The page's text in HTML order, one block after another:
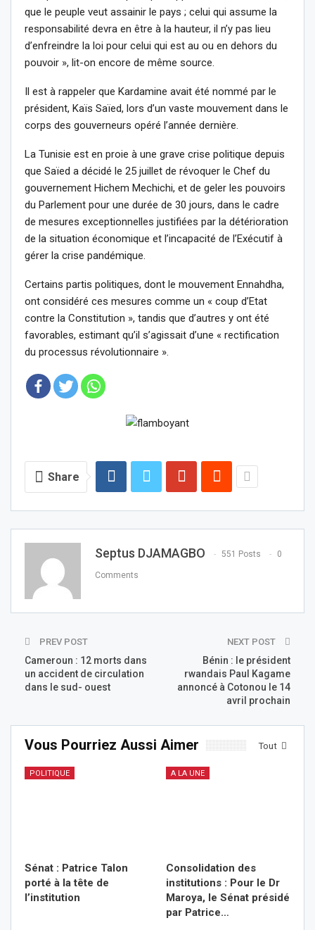
que le peuple veut assainir le pays ; celui qui assume la
responsabilité devra en être à la hauteur, il n’y pas lieu
d’enfreindre la loi pour celui qui est au ou en dehors du
pouvoir », lit-on encore de même source.
Il est à rappeler que Kardamine avait été nommé par le
président, Kaïs Saïed, lors d’un vaste mouvement dans le
corps des gouverneurs opéré l’année dernière.
La Tunisie est en proie à une grave crise politique depuis
que Saïed a décidé le 25 juillet de révoquer le Chef du
gouvernement Hichem Mechichi, et de geler les pouvoirs
du Parlement pour une durée de 30 jours, dans le cadre
de mesures exceptionnelles justifiées par la détérioration
de la situation économique et l’incapacité de l’Exécutif à
gérer la crise pandémique.
Certains partis politiques, dont le mouvement Ennahdha,
ont considéré ces mesures comme un « coup d’Etat
contre la Constitution », tandis que d’autres y ont été
favorables, estimant qu’il s’agissait d’une « rectification
du processus révolutionnaire ».
Share
Septus DJAMAGBO 551 Posts 0
Comments
PREV POST
Cameroun : 12 morts dans
un accident de circulation
dans le sud- ouest
NEXT POST
Bénin : le président
rwandais Paul Kagame
annoncé à Cotonou le 14
avril prochain
Tout
Vous Pourriez Aussi Aimer
POLITIQUE
Sénat : Patrice Talon
porté à la tête de
l’institution
A LA UNE
Consolidation des
institutions : Pour le Dr
Maroya, le Sénat présidé
par Patrice…